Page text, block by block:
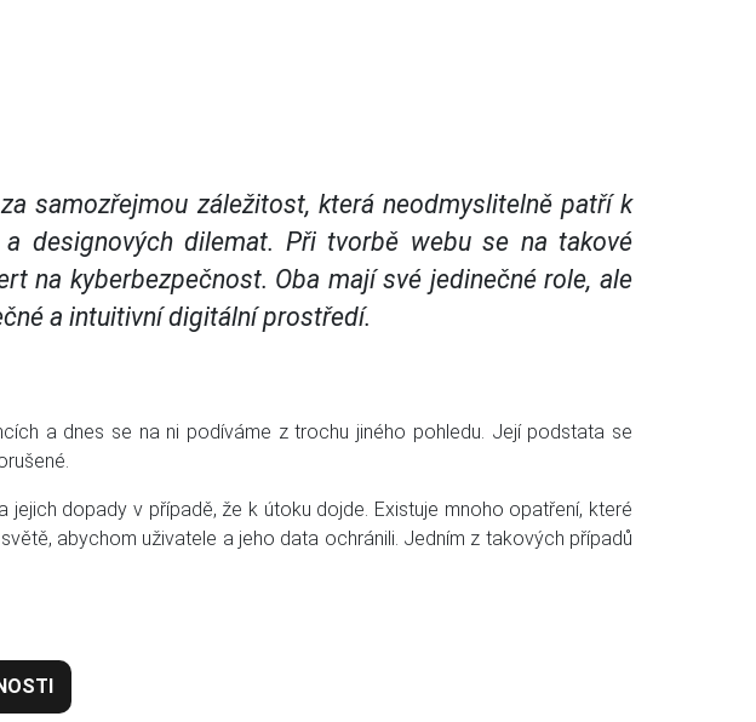
samozřejmou záležitost, která neodmyslitelně patří k
designových dilemat. Při tvorbě webu se na takové
na kyberbezpečnost. Oba mají své jedinečné role, ale
a intuitivní digitální prostředí.
a dnes se na ni podíváme z trochu jiného pohledu. Její podstata se
dopady v případě, že k útoku dojde. Existuje mnoho opatření, které
abychom uživatele a jeho data ochránili. Jedním z takových případů